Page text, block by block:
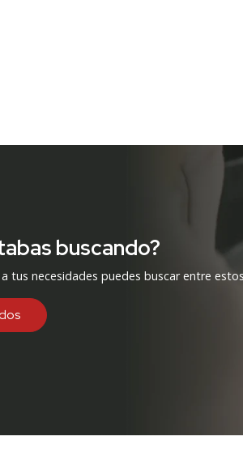
buscando?
tus necesidades puedes buscar entre